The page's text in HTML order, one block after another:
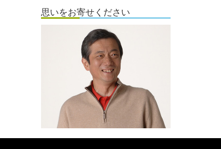
思いをお寄せください